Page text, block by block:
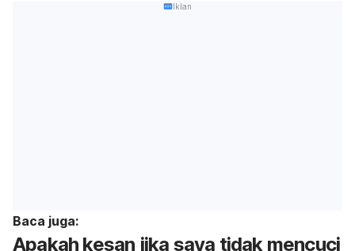
Iklan
Baca juga:
Apakah kesan jika saya tidak mencuci